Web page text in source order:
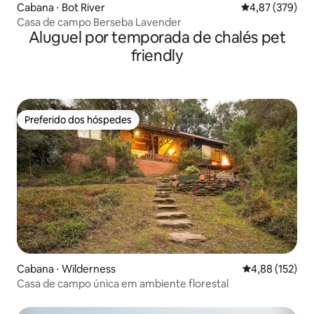
Cabana ⋅ Bot River 4,87 de uma
4,87 (379)
Casa de campo Berseba Lavender
Aluguel por temporada de chalés pet
friendly
Preferido dos hóspedes
Preferido dos hóspedes
Cabana ⋅ Wilderness 4,88 de uma
4,88 (152)
Casa de campo única em ambiente florestal